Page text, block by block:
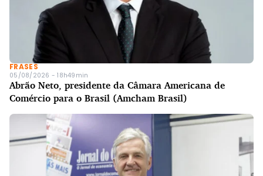
FRASES
05/08/2026 - 18h49min
Abrão Neto, presidente da Câmara Americana de
Comércio para o Brasil (Amcham Brasil)